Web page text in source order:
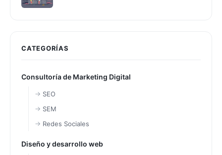
CATEGORÍAS
Consultoría de Marketing Digital
SEO
SEM
Redes Sociales
Diseño y desarrollo web